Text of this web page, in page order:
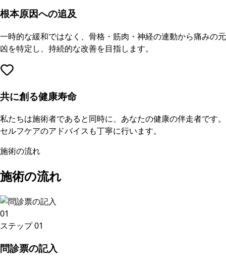
根本原因への追及
一時的な緩和ではなく、骨格・筋肉・神経の連動から痛みの元
凶を特定し、持続的な改善を目指します。
共に創る健康寿命
私たちは施術者であると同時に、あなたの健康の伴走者です。
セルフケアのアドバイスも丁寧に行います。
施術の流れ
施術の流れ
01
ステップ01
問診票の記入